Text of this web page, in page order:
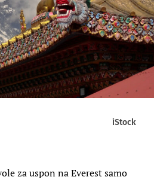
iStock
za uspon na Everest samo